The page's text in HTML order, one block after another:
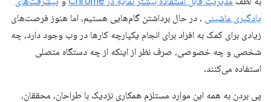
یادگیری ماشینی ، در حال برداشتن گام‌هایی هستیم، اما هنوز فرصت‌های
زیادی برای کمک به افراد برای انجام یکپارچه کارها در وب وجود دارد، چه
شخصی و چه خصوصی، صرف نظر از اینکه از چه دستگاه متصلی
استفاده می‌کنند.
پی بردن به همه این موارد مستلزم همکاری نزدیک با طراحان، محققان،